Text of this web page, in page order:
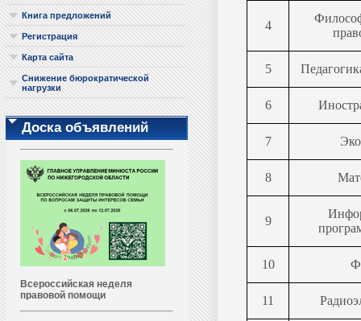
Книга предложений
Регистрация
Карта сайта
Снижение бюрократической
нагрузки
Доска объявлений
Всероссийская неделя
правовой помощи
4
5
6
7
8
9
10
11